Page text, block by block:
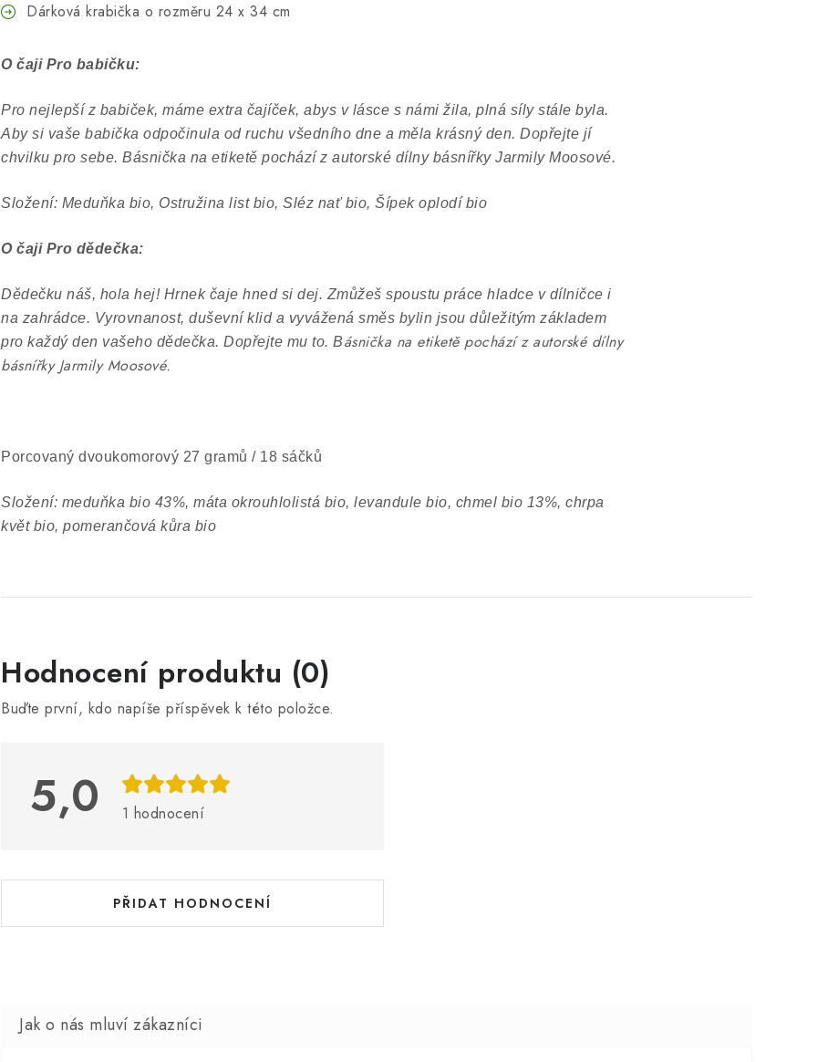
Dárková krabička o rozměru 24 x 34 cm
O čaji Pro babičku:
Pro nejlepší z babiček, máme extra čajíček, abys v lásce s námi žila, plná síly stále byla.
Aby si vaše babička odpočinula od ruchu všedního dne a měla krásný den. Dopřejte jí
chvilku pro sebe. Básnička na etiketě pochází z autorské dílny básnířky Jarmily Moosové.
Složení: Meduňka bio, Ostružina list bio, Sléz nať bio, Šípek oplodí bio
O čaji Pro dědečka:
Dědečku náš, hola hej! Hrnek čaje hned si dej. Zmůžeš spoustu práce hladce v dílničce i
na zahrádce. Vyrovnanost, duševní klid a vyvážená směs bylin jsou důležitým základem
pro každý den vašeho dědečka. Dopřejte mu to. Básnička na etiketě pochází z autorské dílny
básnířky Jarmily Moosové.
Porcovaný dvoukomorový 27 gramů / 18 sáčků
Složení: meduňka bio 43%, máta okrouhlolistá bio, levandule bio, chmel bio 13%, chrpa
květ bio, pomerančová kůra bio
Hodnocení produktu (0)
Buďte první, kdo napíše příspěvek k této položce.
5,0 1 hodnocení
PŘIDAT HODNOCENÍ
V
ý
d